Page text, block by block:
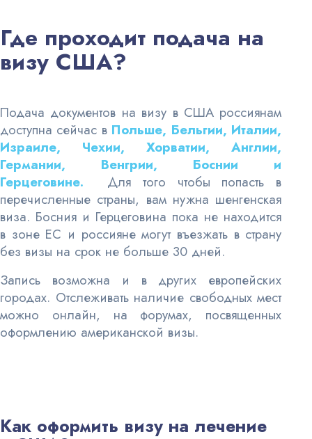
Где проходит подача на
визу США?
Подача документов на визу в США россиянам
доступна сейчас в Польше, Бельгии, Италии,
Израиле, Чехии, Хорватии, Англии,
Германии, Венгрии, Боснии и
Герцеговине. Для того чтобы попасть в
перечисленные страны, вам нужна шенгенская
виза. Босния и Герцеговина пока не находится
в зоне ЕС и россияне могут въезжать в страну
без визы на срок не больше 30 дней.
Запись возможна и в других европейских
городах. Отслеживать наличие свободных мест
можно онлайн, на форумах, посвященных
оформлению американской визы.
Как оформить визу на лечение